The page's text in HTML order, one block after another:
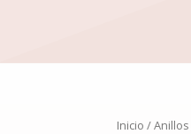
Inicio /Anillos